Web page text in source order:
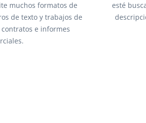
muchos formatos de
de texto y trabajos de
e informes
esté